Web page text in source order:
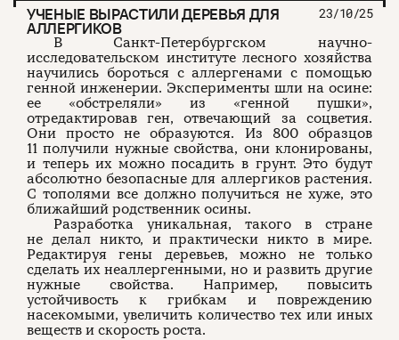
УЧЕНЫЕ ВЫРАСТИЛИ ДЕРЕВЬЯ ДЛЯ
АЛЛЕРГИКОВ
23/10/25
В Санкт-Петербургском научно-
исследовательском институте лесного хозяйства
научились бороться с аллергенами с помощью
генной инженерии. Эксперименты шли на осине:
ее «обстреляли» из «генной пушки»,
отредактировав ген, отвечающий за соцветия.
Они просто не образуются. Из 800 образцов
11 получили нужные свойства, они клонированы,
и теперь их можно посадить в грунт. Это будут
абсолютно безопасные для аллергиков растения.
С тополями все должно получиться не хуже, это
ближайший родственник осины.
Разработка уникальная, такого в стране
не делал никто, и практически никто в мире.
Редактируя гены деревьев, можно не только
сделать их неаллергенными, но и развить другие
нужные свойства. Например, повысить
устойчивость к грибкам и повреждению
насекомыми, увеличить количество тех или иных
веществ и скорость роста.